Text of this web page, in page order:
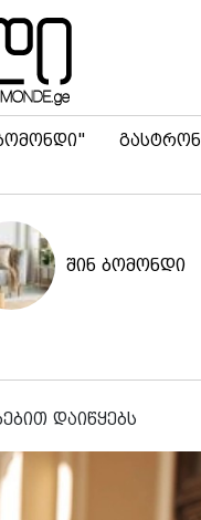
შინ ბომონდი
დაიწყებს